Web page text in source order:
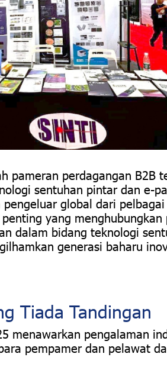
pameran perdagangan B2B
sentuhan pintar dan e-
global dari
yang menghubungkan
dalam bidang teknologi
generasi baharu
Tiada Tandingan
menawarkan pengalaman
pempamer dan pelawat